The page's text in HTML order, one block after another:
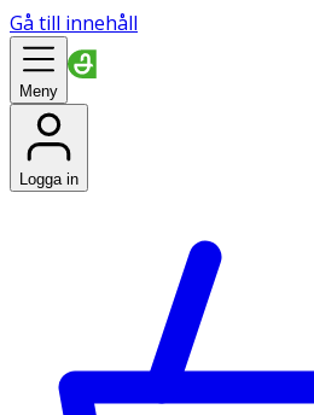
Gå till innehåll
Meny
Logga in